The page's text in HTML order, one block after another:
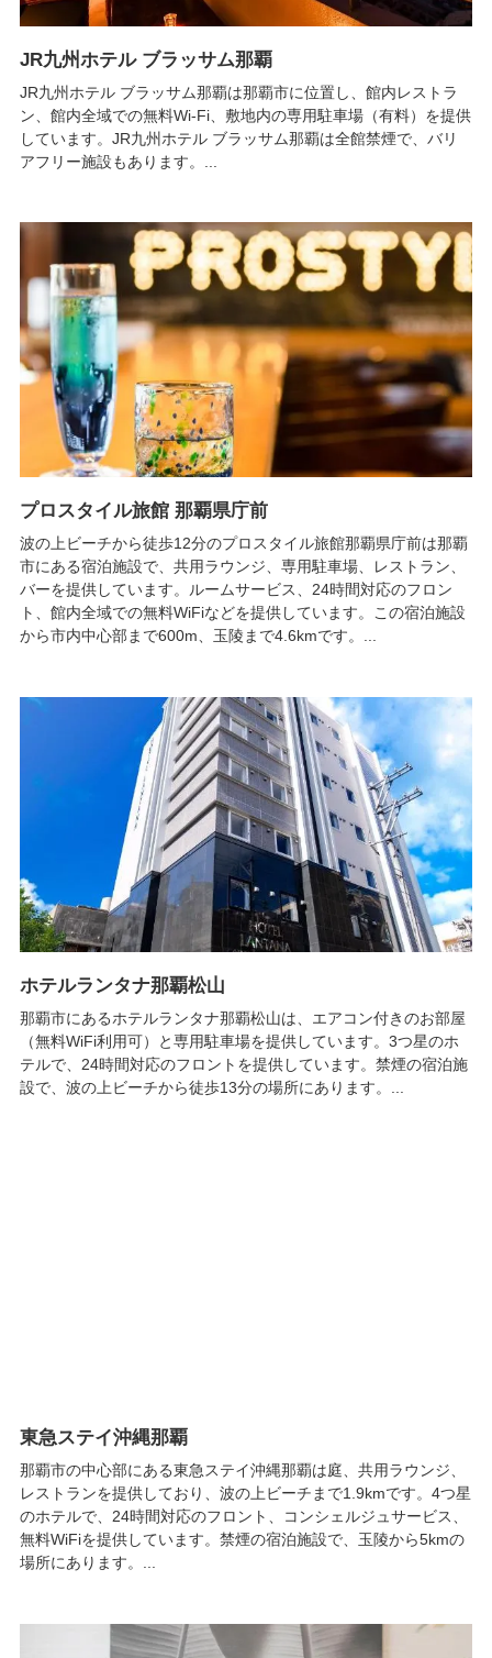
JR九州ホテル ブラッサム那覇
JR九州ホテル ブラッサム那覇は那覇市に位置し、館内レストラ
ン、館内全域での無料Wi-Fi、敷地内の専用駐車場（有料）を提供
しています。JR九州ホテル ブラッサム那覇は全館禁煙で、バリ
アフリー施設もあります。...
プロスタイル旅館 那覇県庁前
波の上ビーチから徒歩12分のプロスタイル旅館那覇県庁前は那覇
市にある宿泊施設で、共用ラウンジ、専用駐車場、レストラン、
バーを提供しています。ルームサービス、24時間対応のフロン
ト、館内全域での無料WiFiなどを提供しています。この宿泊施設
から市内中心部まで600m、玉陵まで4.6kmです。...
ホテルランタナ那覇松山
那覇市にあるホテルランタナ那覇松山は、エアコン付きのお部屋
（無料WiFi利用可）と専用駐車場を提供しています。3つ星のホ
テルで、24時間対応のフロントを提供しています。禁煙の宿泊施
設で、波の上ビーチから徒歩13分の場所にあります。...
東急ステイ沖縄那覇
那覇市の中心部にある東急ステイ沖縄那覇は庭、共用ラウンジ、
レストランを提供しており、波の上ビーチまで1.9kmです。4つ星
のホテルで、24時間対応のフロント、コンシェルジュサービス、
無料WiFiを提供しています。禁煙の宿泊施設で、玉陵から5kmの
場所にあります。...